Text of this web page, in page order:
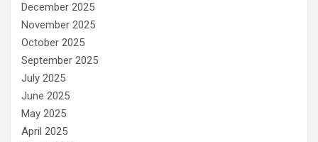
December 2025
November 2025
October 2025
September 2025
July 2025
June 2025
May 2025
April 2025